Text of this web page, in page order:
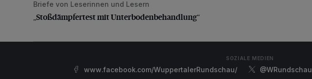
„Stoßdämpfertest mit Unterbodenbehandlung“
Briefe von Leserinnen und Lesern
„Stoßdämpfertest mit Unterbodenbehandlung“
SOZIALE MEDIEN
www.facebook.com/WuppertalerRundschau/ @WRundschau